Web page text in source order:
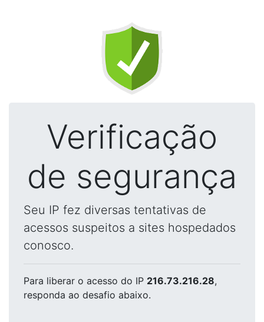
Verificação
de segurança
Seu IP fez diversas tentativas de
acessos suspeitos a sites hospedados
conosco.
Para liberar o acesso do IP 216.73.216.28,
responda ao desafio abaixo.